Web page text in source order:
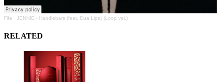
Fife · JENNIE - Handlebars (feat. Dua Lipa) (Loop ver.)
RELATED